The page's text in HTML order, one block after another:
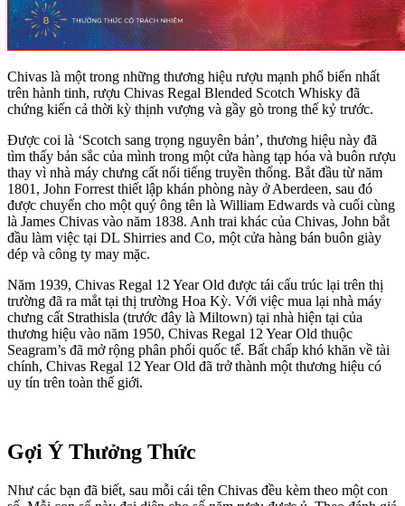
Chivas là một trong những thương hiệu rượu mạnh phổ biến nhất
trên hành tinh, rượu Chivas Regal Blended Scotch Whisky đã
chứng kiến ​​cả thời kỳ thịnh vượng và gầy gò trong thế kỷ trước.
Được coi là ‘Scotch sang trọng nguyên bản’, thương hiệu này đã
tìm thấy bản sắc của mình trong một cửa hàng tạp hóa và buôn rượu
thay vì nhà máy chưng cất nổi tiếng truyền thống. Bắt đầu từ năm
1801, John Forrest thiết lập khán phòng này ở Aberdeen, sau đó
được chuyển cho một quý ông tên là William Edwards và cuối cùng
là James Chivas vào năm 1838. Anh trai khác của Chivas, John bắt
đầu làm việc tại DL Shirries and Co, một cửa hàng bán buôn giày
dép và công ty may mặc.
Năm 1939, Chivas Regal 12 Year Old được tái cấu trúc lại trên thị
trường đã ra mắt tại thị trường Hoa Kỳ. Với việc mua lại nhà máy
chưng cất Strathisla (trước đây là Miltown) tại nhà hiện tại của
thương hiệu vào năm 1950, Chivas Regal 12 Year Old thuộc
Seagram’s đã mở rộng phân phối quốc tế. Bất chấp khó khăn về tài
chính, Chivas Regal 12 Year Old đã trở thành một thương hiệu có
uy tín trên toàn thế giới.
Gợi Ý Thưởng Thức
Như các bạn đã biết, sau mỗi cái tên Chivas đều kèm theo một con